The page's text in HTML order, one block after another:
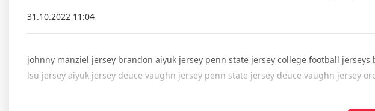
31.10.2022 11:04
johnny manziel jersey brandon aiyuk jersey penn state jersey college football
lsu jersey aiyuk jersey deuce vaughn jersey penn state jersey deuce vaughn jersey